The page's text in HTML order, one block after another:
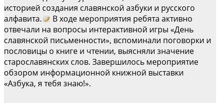
историей создания славянской азбуки и русского
алфавита.
В ходе мероприятия ребята активно
отвечали на вопросы интерактивной игры «День
славянской письменности», вспоминали поговорки и
пословицы о книге и чтении, выясняли значение
старославянских слов. Завершилось мероприятие
обзором информационной книжной выставки
«Азбука, я тебя знаю!».